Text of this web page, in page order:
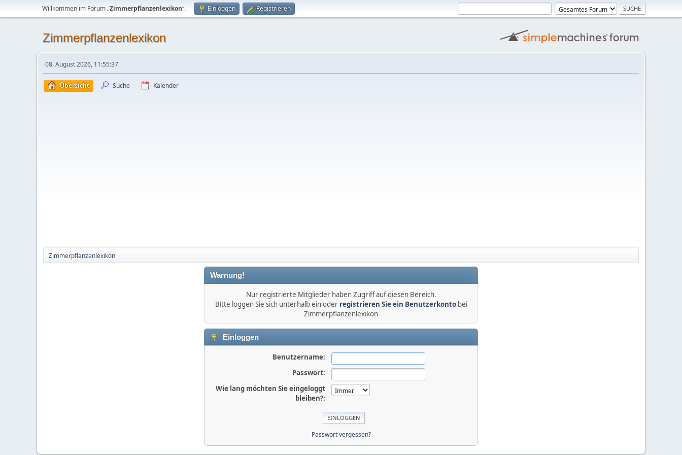
Willkommen im Forum „Zimmerpflanzenlexikon“. Einloggen Registrieren
Zimmerpflanzenlexikon
08. August 2026, 11:55:37
Übersicht Suche Kalender
Zimmerpflanzenlexikon
Warnung!
Nur registrierte Mitglieder haben Zugriff auf diesen Bereich.
Bitte loggen Sie sich unterhalb ein oder registrieren Sie ein Benutzerkontobei
Zimmerpflanzenlexikon
Einloggen
Benutzername:
Passwort:
Wie lang möchten Sie eingeloggt
bleiben?:
Passwort vergessen?